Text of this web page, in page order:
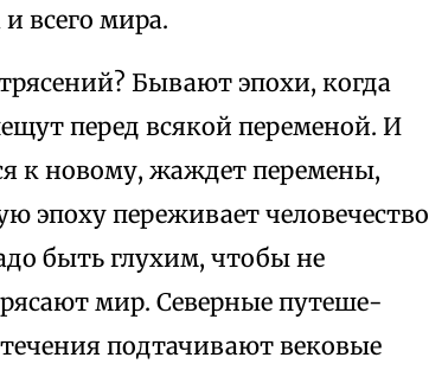
всего мира.
Бывают эпохи, когда
пе­ред всякой переменой. И
к новому, жаждет перемены,
эпоху переживает человечество
быть глухим, чтобы не
мир. Северные путеше­
подтачивают вековые